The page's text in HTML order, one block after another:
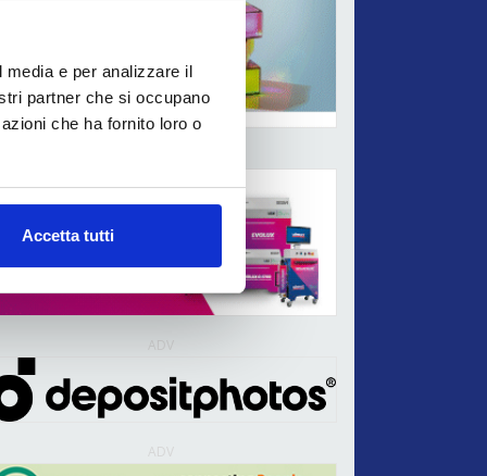
e per analizzare il
partner che si occupano
che ha fornito loro o
Accetta tutti
ADV